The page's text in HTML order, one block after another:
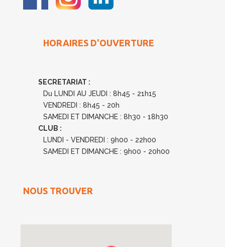
HORAIRES D'OUVERTURE
SECRETARIAT :
Du LUNDI AU JEUDI : 8h45 - 21h15
VENDREDI : 8h45 - 20h
SAMEDI ET DIMANCHE : 8h30 - 18h30
CLUB :
LUNDI - VENDREDI : 9h00 - 22h00
SAMEDI ET DIMANCHE : 9h00 - 20h00
NOUS TROUVER